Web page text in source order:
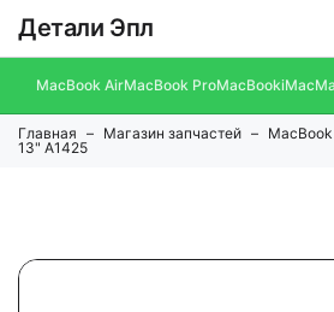
Детали Эпл
MacBook AirMacBook ProMacBookiMac
Главная Магазин запчастей
13" A1425